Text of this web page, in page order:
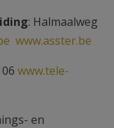
: Halmaalweg
www.asster.be
www.tele-
en